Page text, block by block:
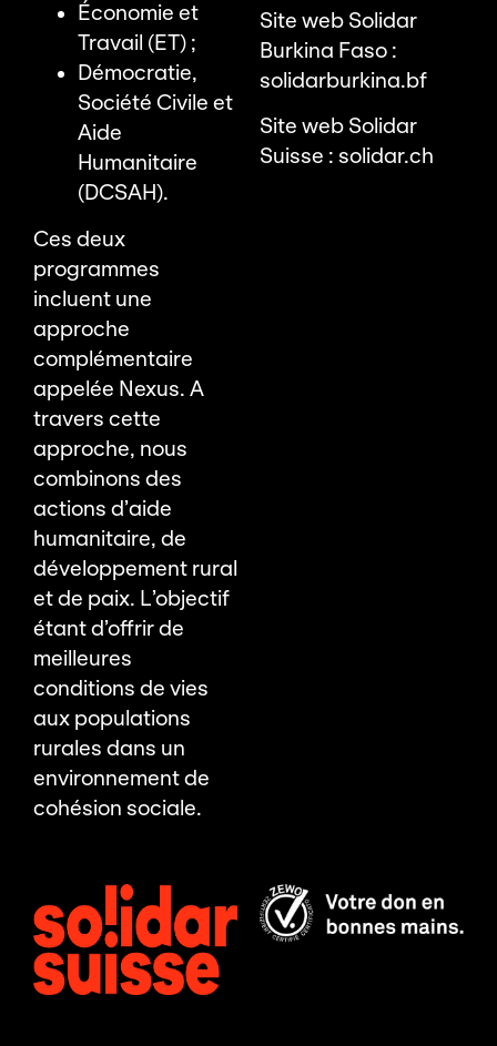
Économie et
Travail (ET) ;
Démocratie,
Société Civile et
Aide
Humanitaire
(DCSAH).
Ces deux
programmes
incluent une
approche
complémentaire
appelée Nexus. A
travers cette
approche, nous
combinons des
actions d’aide
humanitaire, de
développement rural
et de paix. L’objectif
étant d’offrir de
meilleures
conditions de vies
aux populations
rurales dans un
environnement de
cohésion sociale.
Site web Solidar
Burkina Faso :
solidarburkina.bf
Site web Solidar
Suisse : solidar.ch